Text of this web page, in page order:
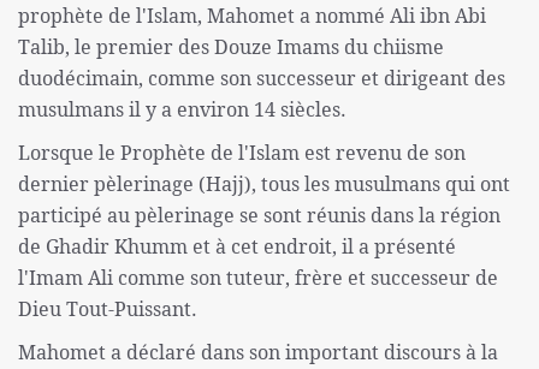
prophète de l'Islam, Mahomet a nommé Ali ibn Abi
Talib, le premier des Douze Imams du chiisme
duodécimain, comme son successeur et dirigeant des
musulmans il y a environ 14 siècles.
Lorsque le Prophète de l'Islam est revenu de son
dernier pèlerinage (Hajj), tous les musulmans qui ont
participé au pèlerinage se sont réunis dans la région
de Ghadir Khumm et à cet endroit, il a présenté
l'Imam Ali comme son tuteur, frère et successeur de
Dieu Tout-Puissant.
Mahomet a déclaré dans son important discours à la